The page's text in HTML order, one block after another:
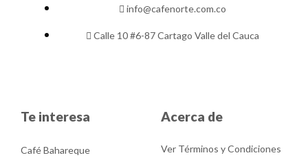
info@cafenorte.com.co
Calle 10 #6-87 Cartago Valle del Cauca
Te interesa
Café Bahareque
Acerca de
Ver Términos y Condiciones